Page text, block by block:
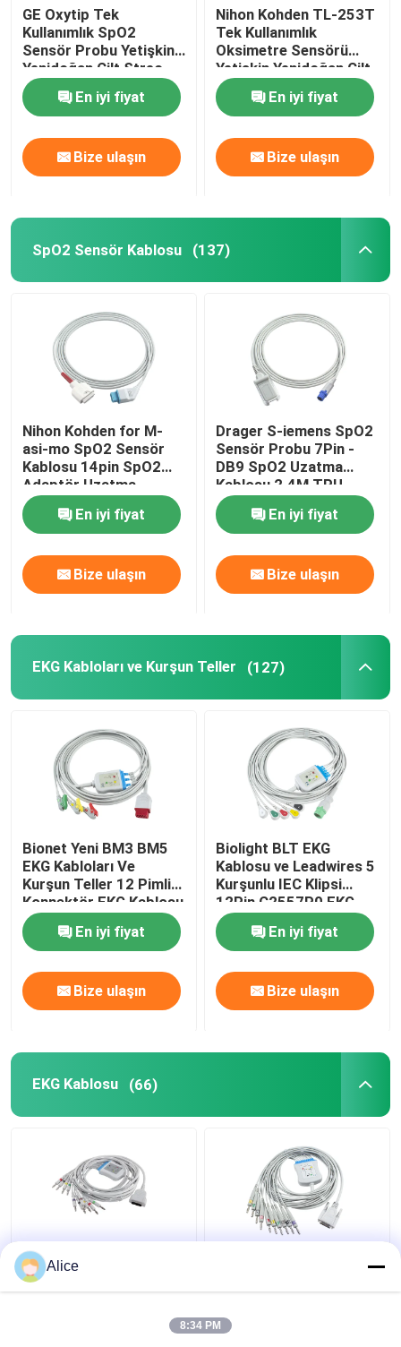
GE Oxytip Tek
Kullanımlık SpO2
Sensör Probu Yetişkin
Yenidoğan Cilt Streç
Kumaş
En iyi fiyat
Bize ulaşın
Nihon Kohden TL-253T
Tek Kullanımlık
Oksimetre Sensörü
Yetişkin Yenidoğan Cilt
Streç Kumaş
En iyi fiyat
Bize ulaşın
SpO2 Sensör Kablosu (137)
Nihon Kohden for M-
asi-mo SpO2 Sensör
Kablosu 14pin SpO2
Adaptör Uzatma
Kablosu Hasta Kablosu
En iyi fiyat
Bize ulaşın
Drager S-iemens SpO2
Sensör Probu 7Pin -
DB9 SpO2 Uzatma
Kablosu 2.4M TPU
En iyi fiyat
Bize ulaşın
EKG Kabloları ve Kurşun Teller (127)
Bionet Yeni BM3 BM5
EKG Kabloları Ve
Kurşun Teller 12 Pimli
Konnektör EKG Kablosu
3 Kurşun IEC Kapma
Klipsi
En iyi fiyat
Bize ulaşın
Biolight BLT EKG
Kablosu ve Leadwires 5
Kurşunlu IEC Klipsi
12Pin C2557P0 EKG
Kablosu
En iyi fiyat
Bize ulaşın
EKG Kablosu (66)
GE Marqutte EKG
Kablosu ve Leadwires
9010K Kurşun Teller 15
Pin IEC Banana 4.0
Alice
8:34 PM